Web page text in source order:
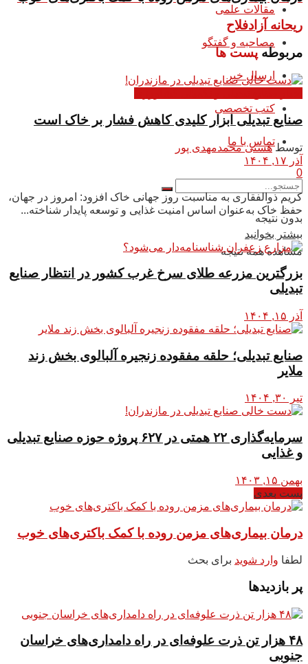
مقالات علمی
مصاحبه و گفتگو
ارسال خبر
کتب تخصصی
تماس با ما
بدون نتیجه
مشاهده همه نتیجه
ریحانه آزادفلاح
مربوطه پست ها
صنایع تبدیلی ابزار کلیدی کاهش فشار بر خاک است
توسط هستی محمدمهدی پور
آذر ۱۷, ۱۴۰۴
0
کریم ذوالفقاری به مناسبت روز جهانی خاک افزود: امروز در جهان،
حفظ خاک به‌عنوان اساس امنیت غذایی و توسعه پایدار شناخته...
بیشتر بخوانید
بزرگترین مزرعه طلای سرخ غرب کشور در انتظار صنایع
تبدیلی
آذر ۱۵, ۱۴۰۴
صنایع تبدیلی؛ حلقه مفقوده زنجیره آلبالوی بخش زند
ملایر
تیر ۳۰, ۱۴۰۴
سرمایه‌گذاری ۲۲ همتی در ۶۲۷ پروژه حوزه صنایع تبدیلی
و غذایی
بهمن ۱۵, ۱۴۰۳
پست بعدی
درمان بیماری‌های مزمن روده با کمک باکتری‌های خوب
لطفا وارد شوید برای بحث
پر بازدیدها
۴۸ هزار تن ذرت علوفه‌ای در راه دامداری‌های خراسان
جنوبی